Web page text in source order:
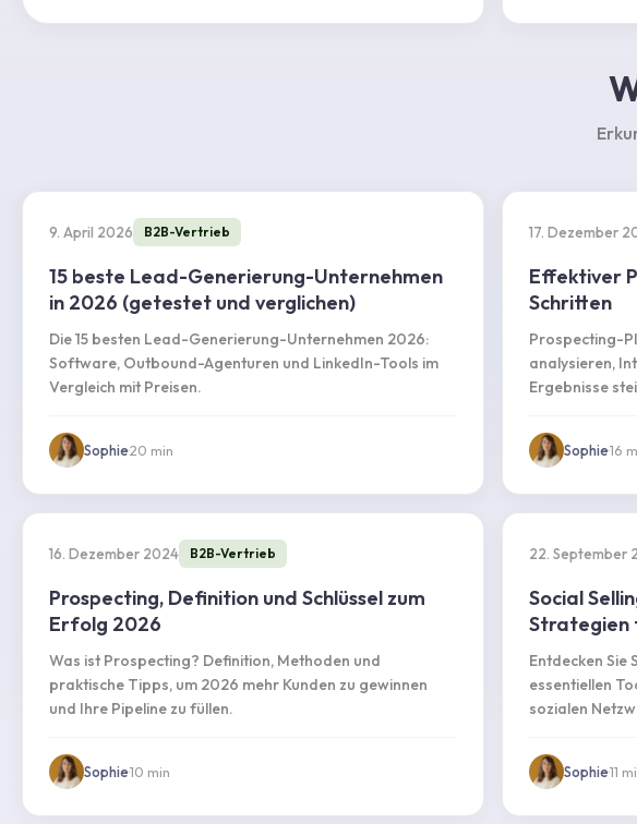
9. April 2026 B2B-Vertrieb
15 beste Lead-Generierung-Unternehmen
in 2026 (getestet und verglichen)
Die 15 besten Lead-Generierung-Unternehmen 2026:
Software, Outbound-Agenturen und LinkedIn-Tools im
Vergleich mit Preisen.
Sophie·20 min
17. Dezember
Effektiver
Schritten
Prospecting-
analysieren,
Ergebnisse
Sophie·16
16. Dezember 2024 B2B-Vertrieb
Prospecting, Definition und Schlüssel zum
Erfolg 2026
Was ist Prospecting? Definition, Methoden und
praktische Tipps, um 2026 mehr Kunden zu gewinnen
und Ihre Pipeline zu füllen.
Sophie·10 min
22. September
Social
Strategien
Entdecken Sie
essentiellen
sozialen
Sophie·11